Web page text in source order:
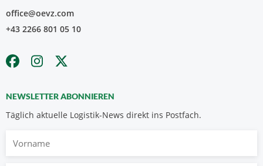
office@oevz.com
+43 2266 801 05 10
NEWSLETTER ABONNIEREN
Täglich aktuelle Logistik-News direkt ins Postfach.